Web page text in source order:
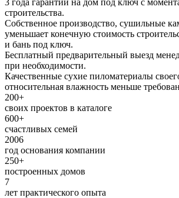
строительства.
Собственное производство, сушильные
уменьшает конечную стоимость
и бань под ключ.
Бесплатный предварительный выезд
при необходимости.
Качественные сухие пиломатериалы
относительная влажность меньше
200+
своих проектов в каталоге
600+
счастливых семей
2006
год основания компании
250+
построенных домов
7
лет практического опыта